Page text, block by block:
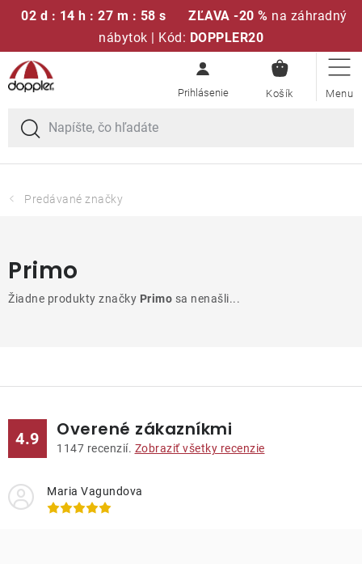
02 d : 14 h : 27 m : 57 s ZĽAVA -20 % na záhradný
nábytok | Kód: DOPPLER20
Prejsť
na
obsah
KOŠÍK
Sedacie súpravy
Slnečníky
Stoly
Gastro produkty
Predávané značky
Primo
Žiadne produkty značky Primo sa nenašli...
4.9 Overené zákazníkmi
1147 recenzií. Zobraziť všetky recenzie
Maria Vagundova